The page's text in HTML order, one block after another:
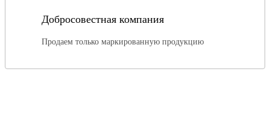
Добросовестная компания
Продаем только маркированную продукцию